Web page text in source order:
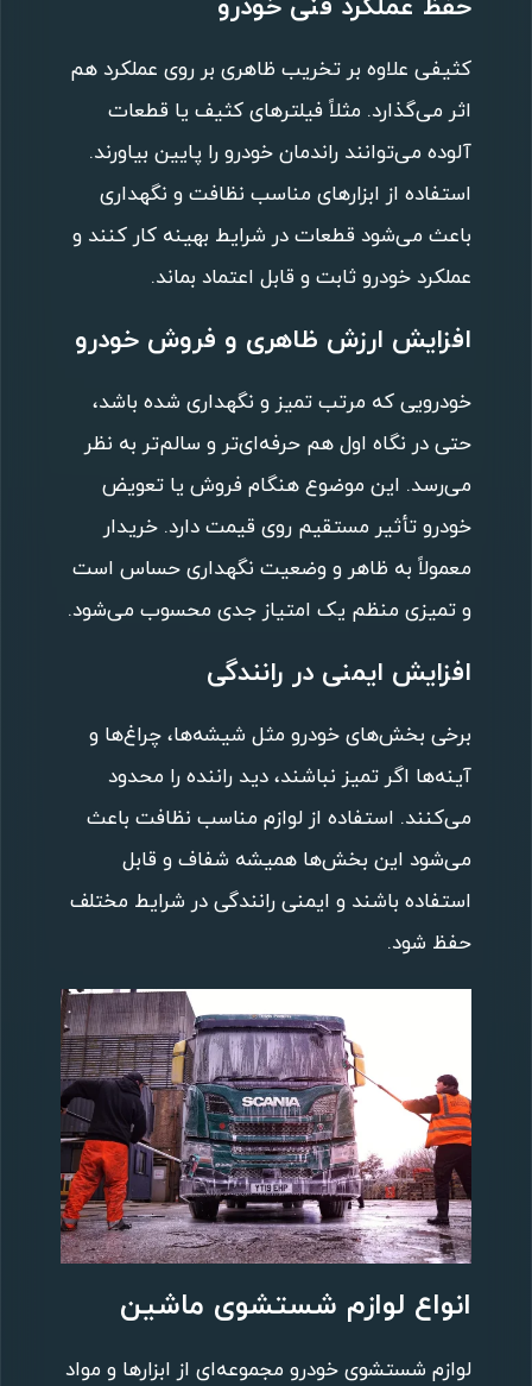
حفظ عملکرد فنی خودرو
کثیفی علاوه بر تخریب ظاهری بر روی عملکرد هم
اثر می‌گذارد. مثلاً فیلترهای کثیف یا قطعات
آلوده می‌توانند راندمان خودرو را پایین بیاورند.
استفاده از ابزارهای مناسب نظافت و نگهداری
باعث می‌شود قطعات در شرایط بهینه کار کنند و
عملکرد خودرو ثابت و قابل اعتماد بماند.
افزایش ارزش ظاهری و فروش خودرو
خودرویی که مرتب تمیز و نگهداری شده باشد،
حتی در نگاه اول هم حرفه‌ای‌تر و سالم‌تر به نظر
می‌رسد. این موضوع هنگام فروش یا تعویض
خودرو تأثیر مستقیم روی قیمت دارد. خریدار
معمولاً به ظاهر و وضعیت نگهداری حساس است
و تمیزی منظم یک امتیاز جدی محسوب می‌شود.
افزایش ایمنی در رانندگی
برخی بخش‌های خودرو مثل شیشه‌ها، چراغ‌ها و
آینه‌ها اگر تمیز نباشند، دید راننده را محدود
می‌کنند. استفاده از لوازم مناسب نظافت باعث
می‌شود این بخش‌ها همیشه شفاف و قابل
استفاده باشند و ایمنی رانندگی در شرایط مختلف
حفظ شود.
انواع لوازم شستشوی ماشین
لوازم شستشوی خودرو مجموعه‌ای از ابزارها و مواد